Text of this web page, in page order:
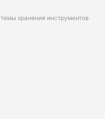
хранения инструментов